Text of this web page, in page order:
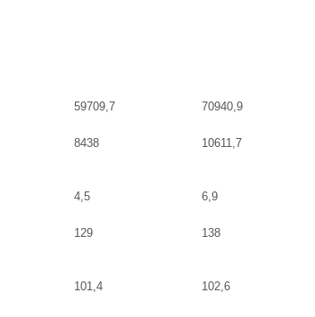
59709,7 70940,9
8438 10611,7
4,5 6,9
129 138
101,4 102,6